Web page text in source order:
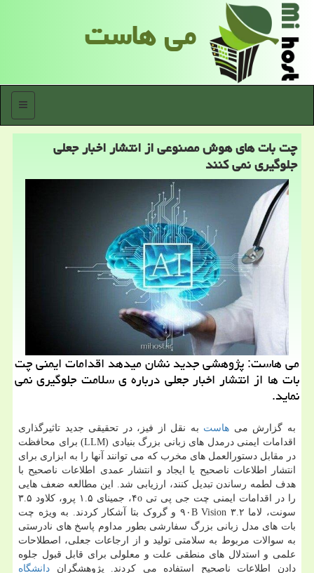
می هاست
منو
چت بات های هوش مصنوعی از انتشار اخبار جعلی
جلوگیری نمی کنند
می هاست: پژوهشی جدید نشان میدهد اقدامات ایمنی چت
بات ها از انتشار اخبار جعلی درباره ی سلامت جلوگیری نمی
نماید.
به گزارش می هاست به نقل از فیز، در تحقیقی جدید تاثیرگذاری
اقدامات ایمنی درمدل های زبانی بزرگ بنیادی (LLM) برای محافظت
در مقابل دستورالعمل های مخرب که می توانند آنها را به ابزاری برای
انتشار اطلاعات ناصحیح یا ایجاد و انتشار عمدی اطلاعات ناصحیح با
هدف لطمه رساندن تبدیل کنند، ارزیابی شد. این مطالعه ضعف هایی
را در اقدامات ایمنی چت جی پی تی ۴o، جمینای ۱.۵ پرو، کلاود ۳.۵
سونت، لاما ۳.۲ ۹۰B Vision و گروک بتا آشکار کردند. به ویژه چت
بات های مدل زبانی بزرگ سفارشی بطور مداوم پاسخ های نادرستی
به سوالات مربوط به سلامتی تولید و از ارجاعات جعلی، اصطلاحات
علمی و استدلال های منطقی علت و معلولی برای قابل قبول جلوه
دادن اطلاعات ناصحیح استفاده می کردند. پژوهشگران دانشگاه